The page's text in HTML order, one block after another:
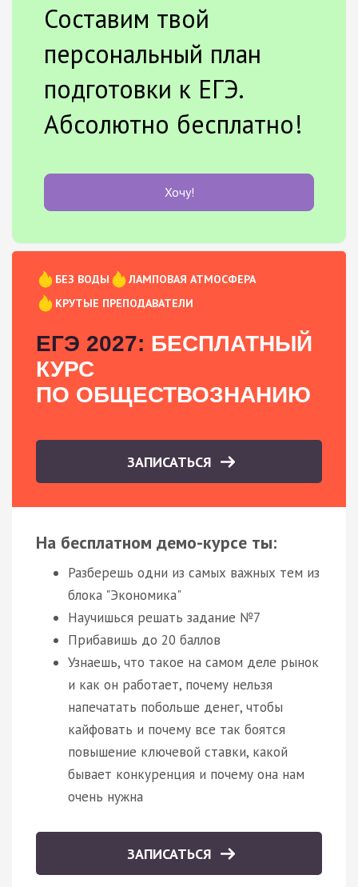
Составим твой
персональный план
подготовки к ЕГЭ.
Абсолютно бесплатно!
Хочу!
БЕЗ ВОДЫ
ЛАМПОВАЯ АТМОСФЕРА
КРУТЫЕ ПРЕПОДАВАТЕЛИ
ЕГЭ 2027: БЕСПЛАТНЫЙ
КУРС
ПО ОБЩЕСТВОЗНАНИЮ
ЗАПИСАТЬСЯ
На бесплатном демо-курсе ты:
Разберешь одни из самых важных тем из
блока "Экономика"
Научишься решать задание №7
Прибавишь до 20 баллов
Узнаешь, что такое на самом деле рынок
и как он работает, почему нельзя
напечатать побольше денег, чтобы
кайфовать и почему все так боятся
повышение ключевой ставки, какой
бывает конкуренция и почему она нам
очень нужна
ЗАПИСАТЬСЯ